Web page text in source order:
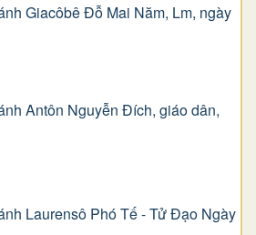
Giacôbê Ðỗ Mai Năm, Lm, ngày
Antôn Nguyễn Ðích, giáo dân,
Laurensô Phó Tế - Tử Đạo Ngày